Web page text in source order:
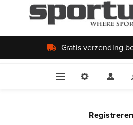
Gratis verzending
Registreren